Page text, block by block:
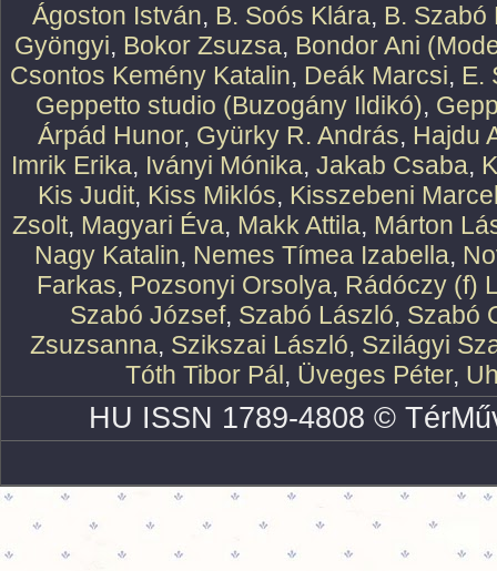
Ágoston István, B. Soós Klára, B. Szabó
Gyöngyi, Bokor Zsuzsa, Bondor Ani
Csontos Kemény Katalin, Deák Marcsi, E.
Geppetto studio (Buzogány Ildikó),
Árpád Hunor, Gyürky R. András, Hajdu
Imrik Erika, Iványi Mónika, Jakab Csaba,
Kis Judit, Kiss Miklós, Kisszebeni
Zsolt, Magyari Éva, Makk Attila, Márton
Nagy Katalin, Nemes Tímea Izabella,
Farkas, Pozsonyi Orsolya, Rádóczy (f)
Szabó József, Szabó László, Szabó
Zsuzsanna, Szikszai László, Szilágyi
Tóth Tibor Pál, Üveges Péter,
HU ISSN 1789-4808 ©